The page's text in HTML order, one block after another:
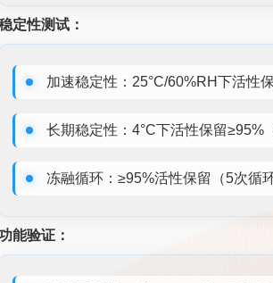
定性测试：
加速稳定性：25°C/60%RH下活性
长期稳定性：4°C下活性保留≥95%
冻融循环：≥95%活性保留（5次循环
能验证：